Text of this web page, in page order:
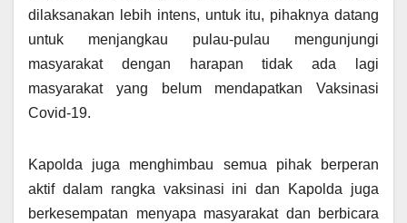
dilaksanakan lebih intens, untuk itu, pihaknya datang
untuk menjangkau pulau-pulau mengunjungi
masyarakat dengan harapan tidak ada lagi
masyarakat yang belum mendapatkan Vaksinasi
Covid-19.
Kapolda juga menghimbau semua pihak berperan
aktif dalam rangka vaksinasi ini dan Kapolda juga
berkesempatan menyapa masyarakat dan berbicara